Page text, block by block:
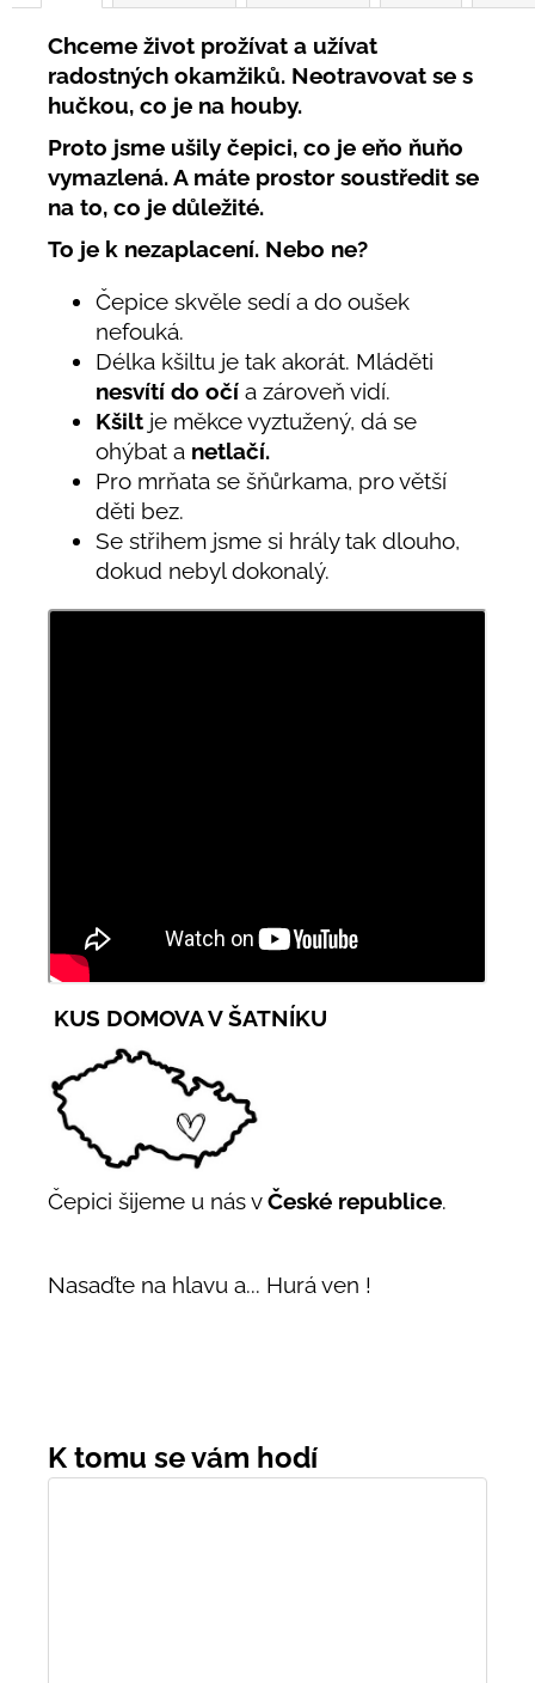
Chceme život prožívat a užívat
radostných okamžiků. Neotravovat se s
hučkou, co je na houby.
Proto jsme ušily čepici, co je eňo ňuňo
vymazlená. A máte prostor soustředit se
na to, co je důležité.
To je k nezaplacení. Nebo ne?
Čepice skvěle sedí a do oušek
nefouká.
Délka kšiltu je tak akorát. Mláděti
nesvítí do očí a zároveň vidí.
Kšilt je měkce vyztužený, dá se
ohýbat a netlačí.
Pro mrňata se šňůrkama, pro větší
děti bez.
Se střihem jsme si hrály tak dlouho,
dokud nebyl dokonalý.
KUS DOMOVA V ŠATNÍKU
Čepici šijeme u nás vČeské republice.
Nasaďte na hlavu a... Hurá ven !